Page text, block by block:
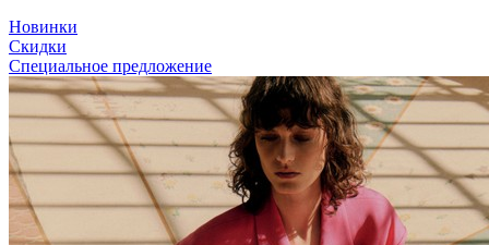
Новинки
Скидки
Специальное предложение